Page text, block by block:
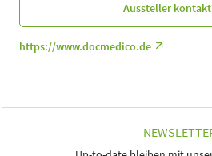
Aussteller
https://www.docmedico.de